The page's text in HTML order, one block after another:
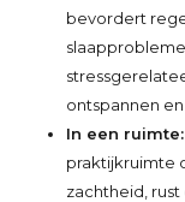
bevordert
ontspannen
In een ruimte:
praktijkruimte
zachtheid,